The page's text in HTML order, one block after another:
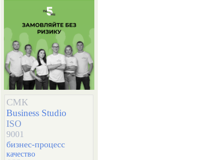
СМК
Business Studio
ISO
9001
бизнес-процесс
качество